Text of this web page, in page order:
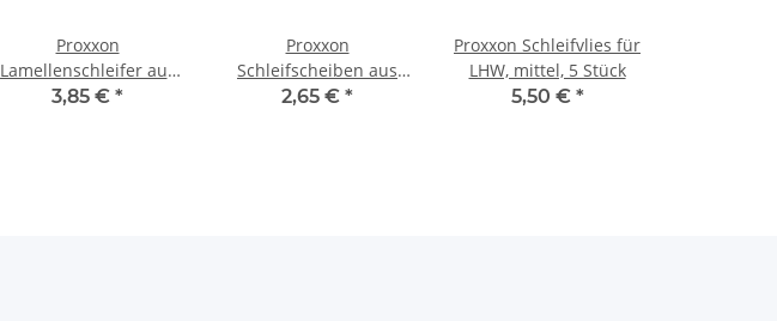
Proxxon
Lamellenschleifer aus
Korund für LHW, Korn
3,85 € *
Proxxon
Schleifscheiben aus
Silicium-Karbid für
2,65 € *
Proxxon Schleifvlies für
LHW, mittel, 5 Stück
5,50 € *